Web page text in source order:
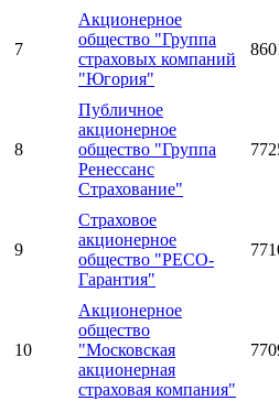
7
Акционерное
общество "Группа
страховых компаний
"Югория"
8
Публичное
акционерное
общество "Группа
Ренессанс
Страхование"
9
Страховое
акционерное
общество "РЕСО-
Гарантия"
10
Акционерное
общество
"Московская
акционерная
страховая компания"